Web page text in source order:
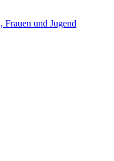
Frauen und Jugend